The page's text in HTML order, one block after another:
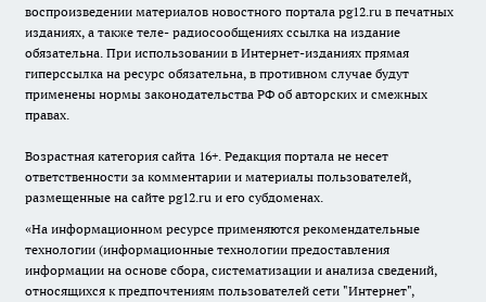
воспроизведении материалов новостного портала pg12.ru в печатных
изданиях, а также теле- радиосообщениях ссылка на издание
обязательна. При использовании в Интернет-изданиях прямая
гиперссылка на ресурс обязательна, в противном случае будут
применены нормы законодательства РФ об авторских и смежных
правах.
Возрастная категория сайта 16+. Редакция портала не несет
ответственности за комментарии и материалы пользователей,
размещенные на сайте pg12.ru и его субдоменах.
«На информационном ресурсе применяются рекомендательные
технологии (информационные технологии предоставления
информации на основе сбора, систематизации и анализа сведений,
относящихся к предпочтениям пользователей сети "Интернет",